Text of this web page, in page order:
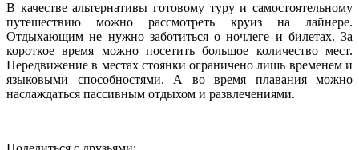
В качестве альтернативы готовому туру и самостоятельному
путешествию можно рассмотреть круиз на лайнере.
Отдыхающим не нужно заботиться о ночлеге и билетах. За
короткое время можно посетить большое количество мест.
Передвижение в местах стоянки ограничено лишь временем и
языковыми способностями. А во время плавания можно
наслаждаться пассивным отдыхом и развлечениями.